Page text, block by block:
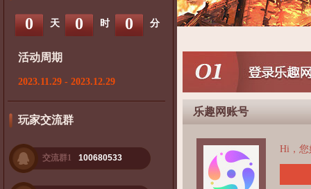
0 天 0 时 0 分
活动周期
2023.11.29 - 2023.12.29
玩家交流群
交流群1 100680533
乐趣网账号
Hi，您